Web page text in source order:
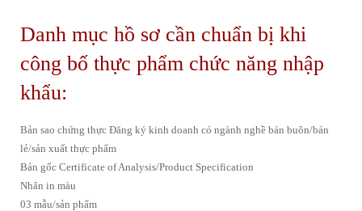
Danh mục hồ sơ cần chuẩn bị khi
công bố thực phẩm chức năng nhập
khẩu:
Bản sao chứng thực Đăng ký kinh doanh có ngành nghề bán buôn/bán
lẻ/sản xuất thực phẩm
Bản gốc Certificate of Analysis/Product Specification
Nhãn in màu
03 mẫu/sản phẩm